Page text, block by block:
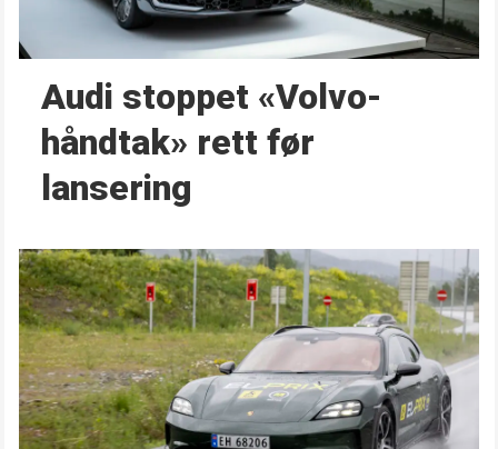
Audi stoppet «Volvo-
håndtak» rett før
lansering